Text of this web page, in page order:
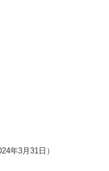
年3月31日）